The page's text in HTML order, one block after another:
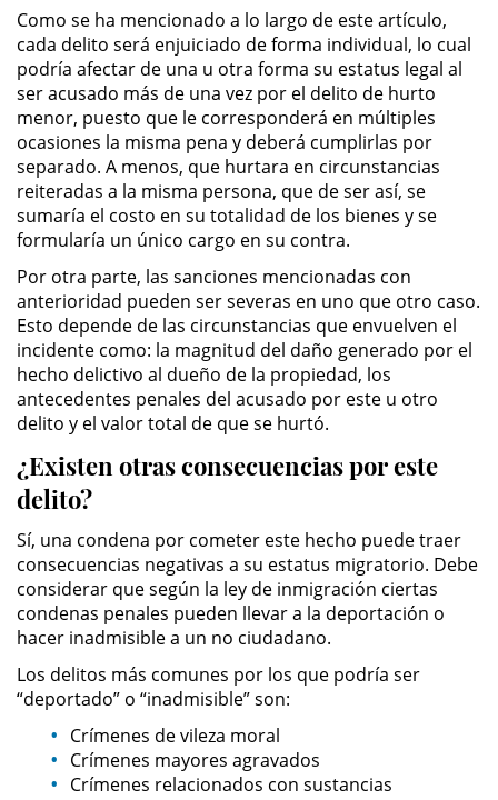
Aumento de Sentencia para
Pandillas
Disuadir a un Testigo
Homicidio
Homicidio Involuntario
Homicidio Voluntario
Intento de Asesinato
Secuestro
DUI
Audiencia Administrativa del
DMV
Cuarta Ofensa de DUI
Conducción Imprudente con
Presencia de Alcohol
Presencia del Alcohol
DUI Causando Lesiones
DUI en Menores de Edad
Como se ha mencionado a lo largo de este artículo,
cada delito será enjuiciado de forma individual, lo cual
podría afectar de una u otra forma su estatus legal al
ser acusado más de una vez por el delito de hurto
menor, puesto que le corresponderá en múltiples
ocasiones la misma pena y deberá cumplirlas por
separado. A menos, que hurtara en circunstancias
reiteradas a la misma persona, que de ser así, se
sumaría el costo en su totalidad de los bienes y se
formularía un único cargo en su contra.
Por otra parte, las sanciones mencionadas con
anterioridad pueden ser severas en uno que otro caso.
Esto depende de las circunstancias que envuelven el
incidente como: la magnitud del daño generado por el
hecho delictivo al dueño de la propiedad, los
antecedentes penales del acusado por este u otro
delito y el valor total de que se hurtó.
¿Existen otras consecuencias por este
delito?
Sí, una condena por cometer este hecho puede traer
consecuencias negativas a su estatus migratorio. Debe
considerar que según la ley de inmigración ciertas
condenas penales pueden llevar a la deportación o
hacer inadmisible a un no ciudadano.
Los delitos más comunes por los que podría ser
“deportado” o “inadmisible” son:
Crímenes de vileza moral
Crímenes mayores agravados
Crímenes relacionados con sustancias